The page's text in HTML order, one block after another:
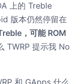
上的 Treble
版本仍然停留在
，可能 ROM
TWRP 提示我 No